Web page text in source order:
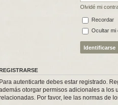
Olvidé mi
Recordar
Ocultar mi
REGISTRARSE
Para autenticarte debes estar registrado.
otorgar permisos adicionales a los
Por favor, lee las normas de